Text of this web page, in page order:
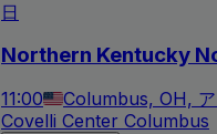
日
Northern Kentucky
11:00 Columbus, OH, ア
Covelli Center Columbus